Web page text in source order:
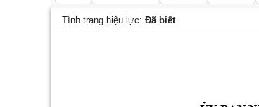
Tình trạng hiệu lực: Đã biết